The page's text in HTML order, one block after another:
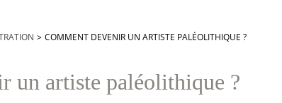
> COMMENT DEVENIR UN ARTISTE PALÉOLITHIQUE ?
un artiste paléolithique ?